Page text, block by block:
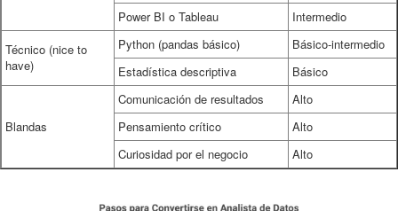
Power BI o Tableau
Intermedio
Técnico (nice to
have)
Python (pandas básico)
Básico-intermedio
Estadística descriptiva
Básico
Blandas
Comunicación de resultados
Alto
Pensamiento crítico
Alto
Curiosidad por el negocio
Alto